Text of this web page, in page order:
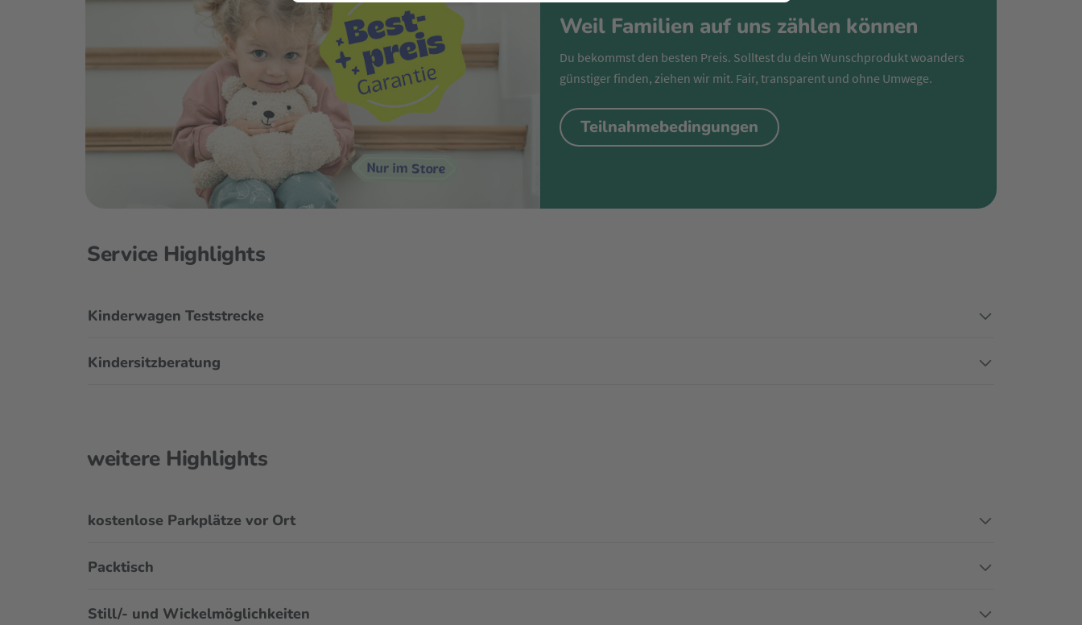
Weil Familien auf uns zählen können
Du bekommst den besten Preis. Solltest du dein Wunschprodukt woanders
günstiger finden, ziehen wir mit. Fair, transparent und ohne Umwege.
Teilnahmebedingungen
Service Highlights
Kinderwagen Teststrecke
Kindersitzberatung
weitere Highlights
kostenlose Parkplätze vor Ort
Packtisch
Still/- und Wickelmöglichkeiten